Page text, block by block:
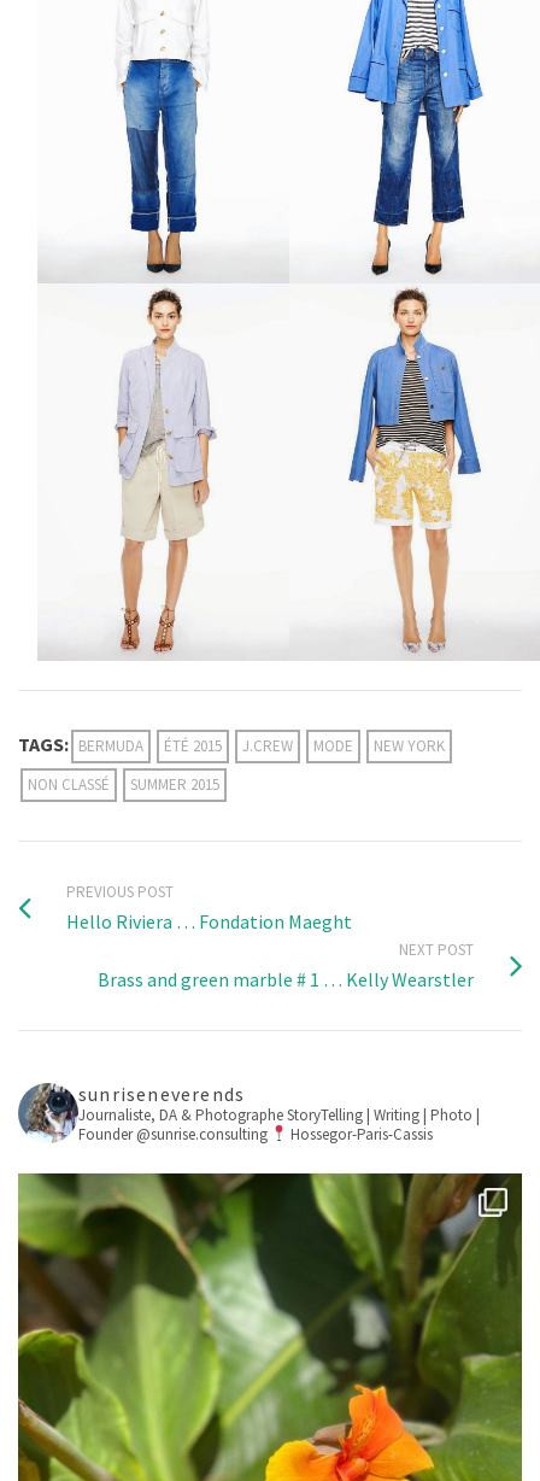
TAGS: BERMUDA ÉTÉ 2015 J.CREW MODE
NEW YORK
NON CLASSÉ
SUMMER 2015
PREVIOUS POST
Hello Riviera … Fondation Maeght
NEXT POST
Brass and green marble # 1 … Kelly Wearstler
sunriseneverends
Journaliste, DA & PhotographeStoryTelling | Writing | Photo |
Founder @sunrise.consulting
Hossegor-Paris-Cassis